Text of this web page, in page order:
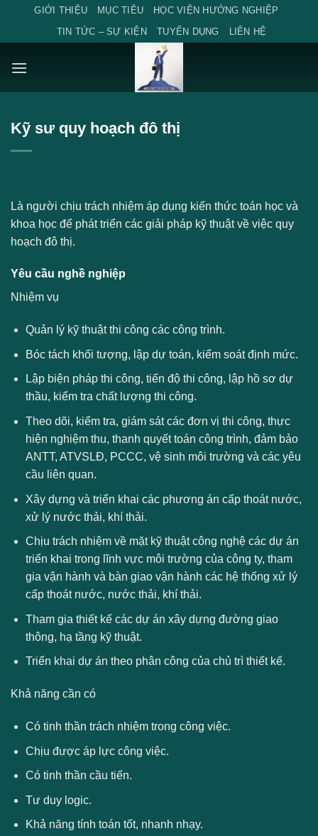
content
GIỚI THIỆU MỤC TIÊU
HỌC VIỆN HƯỚNG NGHIỆP
TIN TỨC – SỰ KIỆN
TUYỂN DỤNG LIÊN HỆ
Kỹ sư quy hoạch đô thị
Là người chịu trách nhiệm áp dụng kiến ​​thức toán học và
khoa học để phát triển các giải pháp kỹ thuật về việc quy
hoạch đô thị.
Yêu cầu nghề nghiệp
Nhiệm vụ
Quản lý kỹ thuật thi công các công trình.
Bóc tách khối tượng, lập dự toán, kiểm soát định mức.
Lập biện pháp thi công, tiến độ thi công, lập hồ sơ dự
thầu, kiểm tra chất lượng thi công.
Theo dõi, kiểm tra, giám sát các đơn vị thi công, thực
hiện nghiệm thu, thanh quyết toán công trình, đảm bảo
ANTT, ATVSLĐ, PCCC, vệ sinh môi trường và các yêu
cầu liên quan.
Xây dựng và triển khai các phương án cấp thoát nước,
xử lý nước thải, khí thải.
Chịu trách nhiệm về mặt kỹ thuật công nghệ các dự án
triển khai trong lĩnh vực môi trường của công ty, tham
gia vận hành và bàn giao vận hành các hệ thống xử lý
cấp thoát nước, nước thải, khí thải.
Tham gia thiết kế các dự án xây dựng đường giao
thông, hạ tầng kỹ thuật.
Triển khai dự án theo phân công của chủ trì thiết kế.
Khả năng cần có
Có tinh thần trách nhiệm trong công việc.
Chịu được áp lực công việc.
Có tinh thần cầu tiến.
Tư duy logic.
Khả năng tính toán tốt, nhanh nhạy.